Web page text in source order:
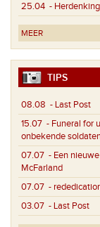
25.04 -
MEER
TIPS
08.08 - Last Post
15.07 - Funeral for
onbekende
07.07 - Een
McFarland
07.07 -
03.07 - Last Post